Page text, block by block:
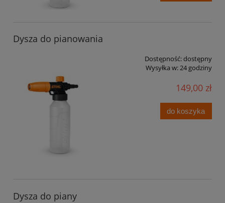
Dysza do pianowania
Dostępność:dostępny
Wysyłka w:24 godziny
149,00 zł
do koszyka
Dysza do piany